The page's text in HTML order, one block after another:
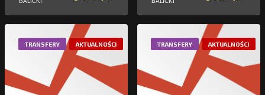
TRANSFERY AKTUALNOŚCI TRANSFERY AKTUALNOŚCI